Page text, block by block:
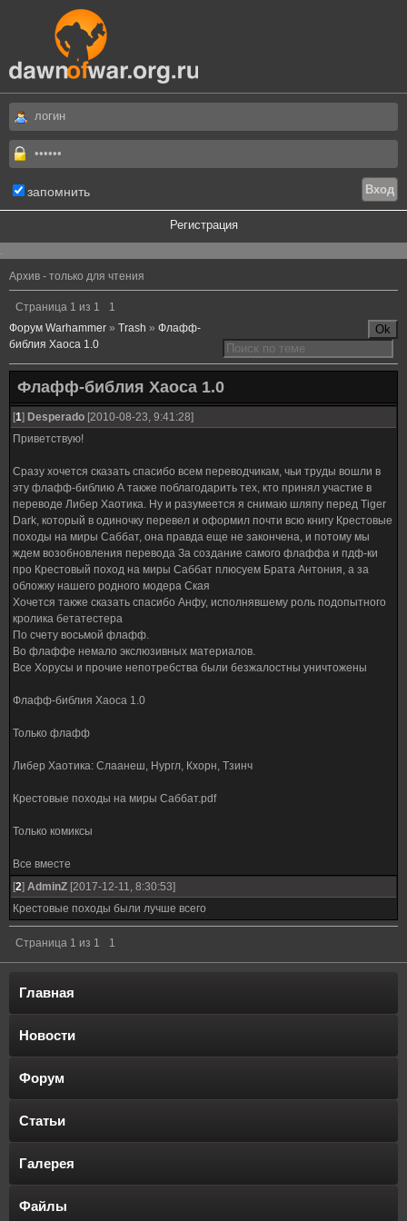
запомнить
Регистрация
.
Архив - только для чтения
Страница 1 из 1
1
Форум Warhammer » Trash » Флафф-
библия Хаоса 1.0
Флафф-библия Хаоса 1.0
[1] Desperado [2010-08-23, 9:41:28]
Приветствую!
Сразу хочется сказать спасибо всем переводчикам, чьи труды вошли в
эту флафф-библию А также поблагодарить тех, кто принял участие в
переводе Либер Хаотика. Ну и разумеется я снимаю шляпу перед Tiger
Dark, который в одиночку перевел и оформил почти всю книгу Крестовые
походы на миры Саббат, она правда еще не закончена, и потому мы
ждем возобновления перевода За создание самого флаффа и пдф-ки
про Крестовый поход на миры Саббат плюсуем Брата Антония, а за
обложку нашего родного модера Ская
Хочется также сказать спасибо Анфу, исполнявшему роль подопытного
кролика бетатестера
По счету восьмой флафф.
Во флаффе немало экслюзивных материалов.
Все Хорусы и прочие непотребства были безжалостны уничтожены
Флафф-библия Хаоса 1.0
Только флафф
Либер Хаотика: Слаанеш, Нургл, Кхорн, Тзинч
Крестовые походы на миры Саббат.pdf
Только комиксы
Все вместе
[2] AdminZ [2017-12-11, 8:30:53]
Крестовые походы были лучше всего
Страница 1 из 1 1
Главная
Новости
Форум
Статьи
Галерея
Файлы